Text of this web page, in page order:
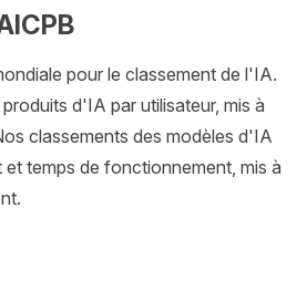
pour le classement de l'IA.
d'IA par utilisateur, mis à
classements des modèles d'IA
et temps de fonctionnement, mis à